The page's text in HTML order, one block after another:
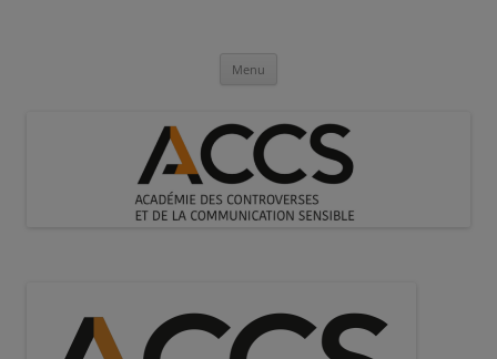
Communication Sensible
Menu